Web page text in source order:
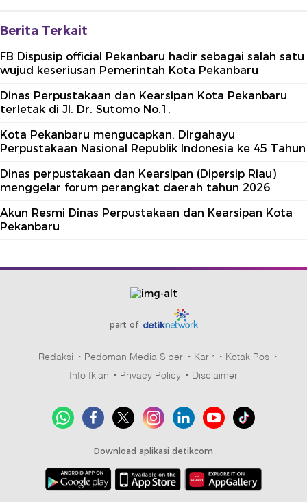
Berita Terkait
FB Dispusip official Pekanbaru hadir sebagai salah satu
wujud keseriusan Pemerintah Kota Pekanbaru
Dinas Perpustakaan dan Kearsipan Kota Pekanbaru
terletak di Jl. Dr. Sutomo No.1,
Kota Pekanbaru mengucapkan. Dirgahayu
Perpustakaan Nasional Republik Indonesia ke 45 Tahun
Dinas perpustakaan dan Kearsipan (Dipersip Riau)
menggelar forum perangkat daerah tahun 2026
Akun Resmi Dinas Perpustakaan dan Kearsipan Kota
Pekanbaru
part of
Redaksi Pedoman Media Siber Karir
Kotak Pos
Info Iklan
Privacy Policy Disclaimer
Download aplikasi detikcom